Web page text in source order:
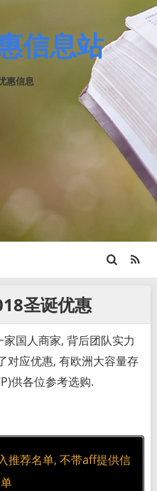
信息站
惠信息
圣诞优惠
国人商家, 背后团队实力
对应优惠, 有欧洲大容量存
供各位参考选购.
推荐名单, 不带aff提供信